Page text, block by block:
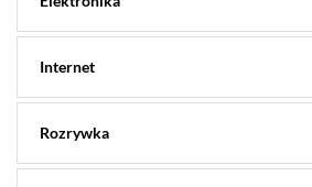
Internet
Rozrywka